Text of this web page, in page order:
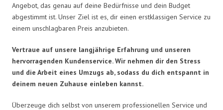
Angebot, das genau auf deine Bedürfnisse und dein Budget
abgestimmt ist. Unser Ziel ist es, dir einen erstklassigen Service zu
einem unschlagbaren Preis anzubieten.
Vertraue auf unsere langjährige Erfahrung und unseren
hervorragenden Kundenservice. Wir nehmen dir den Stress
und die Arbeit eines Umzugs ab, sodass du dich entspannt in
deinem neuen Zuhause einleben kannst.
Überzeuge dich selbst von unserem professionellen Service und